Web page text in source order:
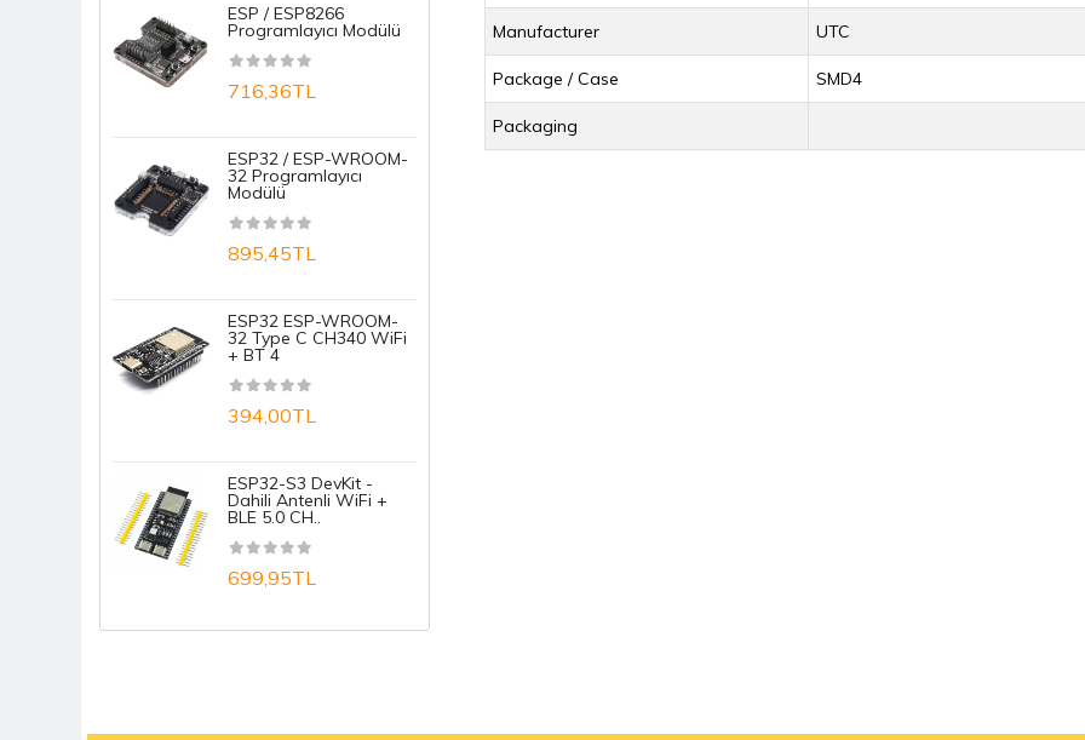
ESP / ESP8266
Programlayıcı Modülü
716,36TL
ESP32 / ESP-WROOM-
32 Programlayıcı
Modülü
895,45TL
ESP32 ESP-WROOM-
32 Type C CH340 WiFi
+ BT 4
394,00TL
ESP32-S3 DevKit -
Dahili Antenli WiFi +
BLE 5.0 CH..
699,95TL
ESP32-S2 Series
Transceiver; 802.11
745,01TL
1.884,20TL
Manufacturer UTC
Package / Case SMD4
Packaging